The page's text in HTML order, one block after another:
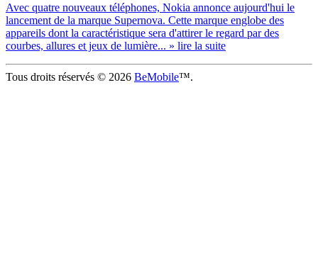
Avec quatre nouveaux téléphones, Nokia annonce aujourd'hui le
lancement de la marque Supernova. Cette marque englobe des
appareils dont la caractéristique sera d'attirer le regard par des
courbes, allures et jeux de lumière... » lire la suite
Tous droits réservés © 2026 BeMobile™.